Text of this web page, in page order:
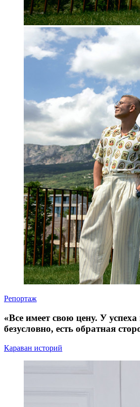
Репортаж
«Все имеет свою цену. У
безусловно, есть обратная
Караван историй